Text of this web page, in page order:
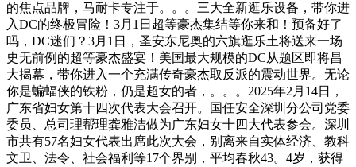
的焦点品牌，马耐卡专注于。。。三大全新逛乐设备，带你进
入DC的终极冒险！3月1日超等豪杰集结等你来和！预备好了
吗，DC迷们？3月1日，圣安东尼奥的六旗逛乐土将送来一场
史无前例的超等豪杰盛宴！美国最大规模的DC从题区即将昌
大揭幕，带你进入一个充满传奇豪杰取反派的震动世界。无论
你是蝙蝠侠的铁粉，仍是超女的者，。。。2025年2月14日，
广东省妇女第十四次代表大会召开。国任安全深圳分公司党委
委员、总司理帮理龚雅洁做为广东妇女十四大代表参会。深圳
市共有57名妇女代表出席此次大会，别离来自实体经济、教科
文卫、法令、社会福利等17个界别，平均春秋43。4岁，获得